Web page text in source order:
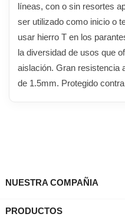
líneas, con o sin resortes
ser utilizado como inicio o
usar hierro T en los
la diversidad de usos que
aislación. Gran resistencia
de 1.5mm. Protegido
NUESTRA COMPAÑIA
PRODUCTOS